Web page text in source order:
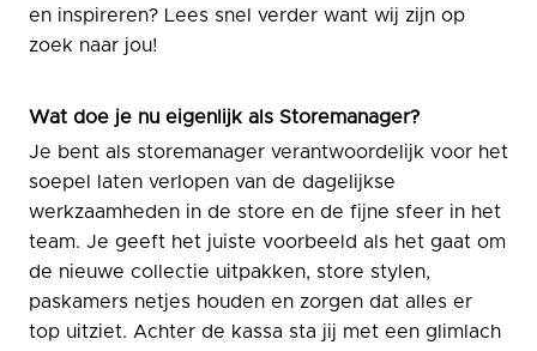
en inspireren? Lees snel verder want wij zijn op
zoek naar jou!
Wat doe je nu eigenlijk als Storemanager?
Je bent als storemanager verantwoordelijk voor het
soepel laten verlopen van de dagelijkse
werkzaamheden in de store en de fijne sfeer in het
team. Je geeft het juiste voorbeeld als het gaat om
de nieuwe collectie uitpakken, store stylen,
paskamers netjes houden en zorgen dat alles er
top uitziet. Achter de kassa sta jij met een glimlach